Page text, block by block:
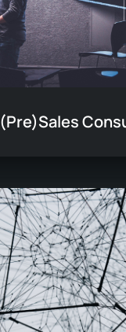
(Pre)Sales